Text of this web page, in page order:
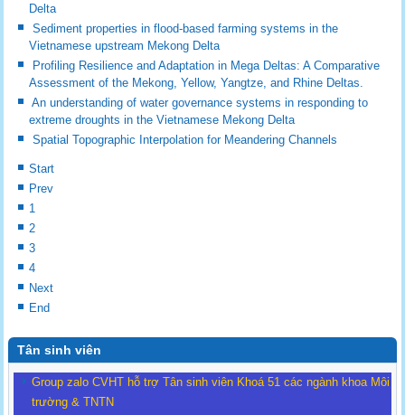
Delta
Sediment properties in flood-based farming systems in the
Vietnamese upstream Mekong Delta
Profiling Resilience and Adaptation in Mega Deltas: A Comparative
Assessment of the Mekong, Yellow, Yangtze, and Rhine Deltas.
An understanding of water governance systems in responding to
extreme droughts in the Vietnamese Mekong Delta
Spatial Topographic Interpolation for Meandering Channels
Start
Prev
1
2
3
4
Next
End
Tân sinh viên
Group zalo CVHT hỗ trợ Tân sinh viên Khoá 51 các ngành khoa Môi
trường & TNTN